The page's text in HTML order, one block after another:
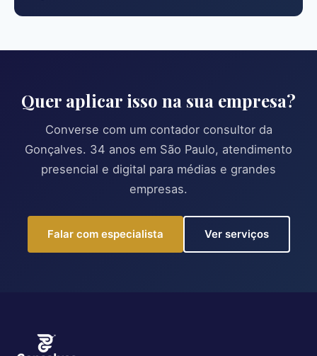
Quer aplicar isso na sua empresa?
Converse com um contador consultor da
Gonçalves. 34 anos em São Paulo, atendimento
presencial e digital para médias e grandes
empresas.
Falar com especialista Ver serviços